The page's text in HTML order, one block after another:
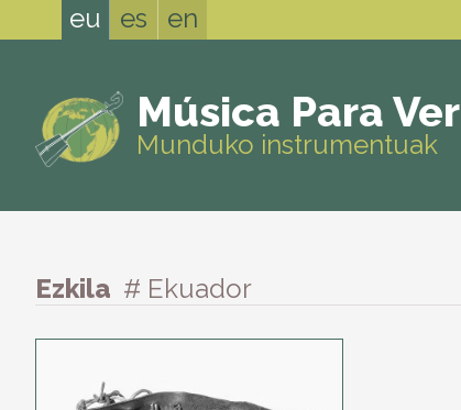
eu es en
Música Para Ver
Munduko instrumentuak
Ezkila # Ekuador